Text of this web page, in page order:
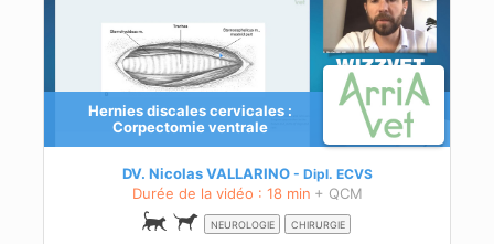
Hernies discales cervicales :
Corpectomie ventrale
DV. Nicolas VALLARINO Dipl. ECVS
Durée de la vidéo : 18 min + QCM
NEUROLOGIE CHIRURGIE